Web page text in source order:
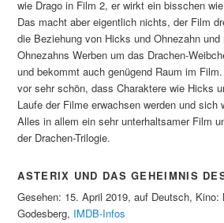
wie Drago in Film 2, er wirkt ein bisschen
Das macht aber eigentlich nichts, der Film
die Beziehung von Hicks und Ohnezahn
Ohnezahns Werben um das Drachen-
und bekommt auch genügend Raum im
vor sehr schön, dass Charaktere wie Hicks
Laufe der Filme erwachsen werden und sich
Alles in allem ein sehr unterhaltsamer Film
der Drachen-Trilogie.
ASTERIX UND DAS GEHEIMNIS
Gesehen: 15. April 2019, auf Deutsch, Kino:
Godesberg, IMDB-Infos